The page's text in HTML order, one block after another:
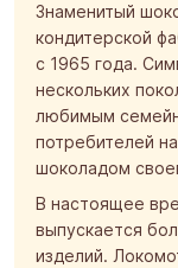
Воронежская
Йошкар -
Кондитерская
Шоколадная
Знаменитый
кондитерской
с 1965 года.
нескольких
любимым
потребителей
шоколадом
В настоящее
выпускается
изделий.